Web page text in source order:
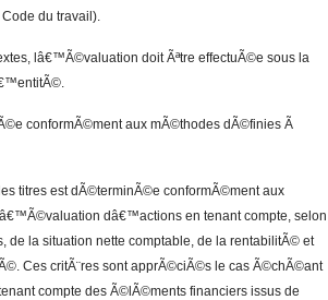
du travail).
lâ€™Ã©valuation doit Ãªtre effectuÃ©e sous la
conformÃ©ment aux mÃ©thodes dÃ©finies Ã
titres est dÃ©terminÃ©e conformÃ©ment aux
dâ€™actions en tenant compte, selon
la situation nette comptable, de la rentabilitÃ© et
Ces critÃ¨res sont apprÃ©ciÃ©s le cas Ã©chÃ©ant
compte des Ã©lÃ©ments financiers issus de